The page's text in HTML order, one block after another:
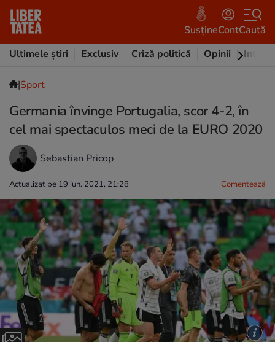
SusțineContCaută
Ultimele știri
Exclusiv Criză politică Opinii
|Sport
Germania învinge Portugalia, scor 4-2, în
cel mai spectaculos meci de la EURO 2020
Sebastian Pricop
Actualizat pe 19 iun. 2021, 21:28 Comentează